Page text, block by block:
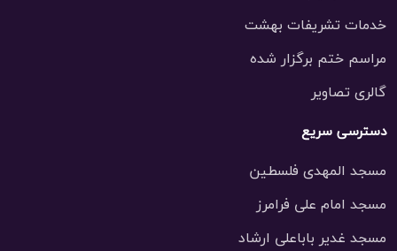
خدمات تشریفات بهشت
مراسم ختم برگزار شده
گالری تصاویر
دسترسی سریع
مسجد المهدی فلسطین
مسجد امام علی فرامرز
مسجد غدیر باباعلی ارشاد